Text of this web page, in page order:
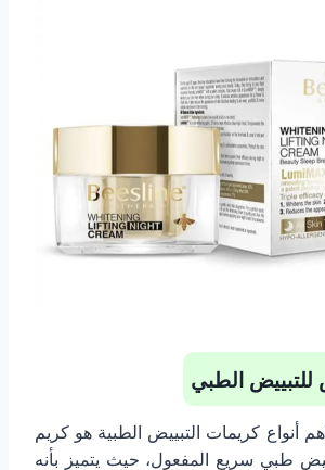
الطبي
أنواع كريمات التبييض الطبية هو كريم
طبي سريع المفعول، حيث يتميز بأنه